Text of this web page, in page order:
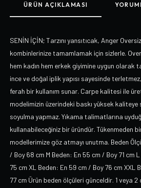
ÜRÜN AÇIKLAMASI
SENİN İÇİN; Tarzını yansıtıcak, Anger
kombinlerinize tamamlamak için sizlerle.
hem kadın hem erkek giyimine uygun olarak
ince ve doğal iplik yapısı sayesinde
ferah bir kullanım sunar. Carpe kalitesi ile
modelimizin üzerindeki baskı yüksek
soyulma yapmaz. Yıkama talimatlarına
kullanabileceğiniz bir üründür. Tükenmeden
modellerimize göz atmayı unutma. Beden
/ Boy 68 cm M Beden: En 55 cm / Boy 71 cm
75 cm XL Beden: En 59 cm / Boy 76 cm XXL
77 cm Ürün beden ölçüleri günceldir. 1 veya